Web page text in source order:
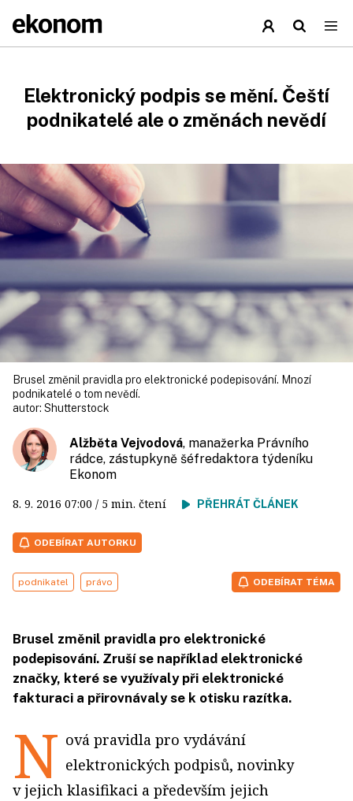
Elektronický podpis se mění. Čeští
podnikatelé ale o změnách nevědí
Brusel změnil pravidla pro elektronické podepisování. Mnozí
podnikatelé o tom nevědí.
autor: Shutterstock
Alžběta Vejvodová, manažerka Právního
rádce, zástupkyně šéfredaktora týdeníku
Ekonom
8. 9. 2016 07:00 / 5 min. čtení PŘEHRÁT ČLÁNEK
ODEBÍRAT AUTORKU
podnikatel právo ODEBÍRAT TÉMA
Brusel změnil pravidla pro elektronické
podepisování. Zruší se například elektronické
značky, které se využívaly při elektronické
fakturaci a přirovnávaly se k otisku razítka.
N ová pravidla pro vydávání
elektronických podpisů, novinky
v jejich klasifikaci a především jejich